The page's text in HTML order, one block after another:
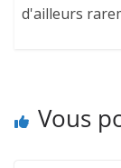
d'ailleurs
Vous